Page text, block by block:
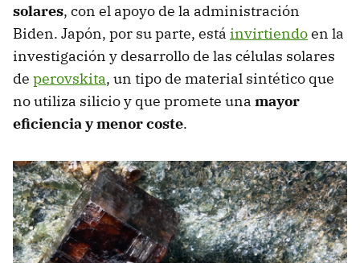
solares, con el apoyo de la administración
Biden. Japón, por su parte, está invirtiendoen la
investigación y desarrollo de las células solares
de perovskita, un tipo de material sintético que
no utiliza silicio y que promete una mayor
eficiencia y menor coste.